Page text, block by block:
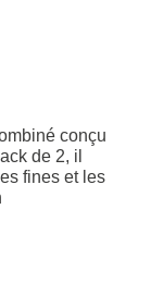
conçu
de 2, il
fines et les